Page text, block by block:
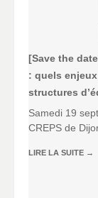
[Save the
: quels
structures
Samedi 19
CREPS de
LIRE LA SUITE →